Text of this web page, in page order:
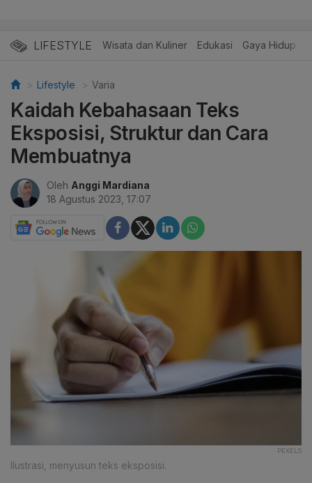
LIFESTYLE Wisata dan Kuliner Edukasi Gaya Hidup
Lifestyle Varia
Kaidah Kebahasaan Teks
Eksposisi, Struktur dan Cara
Membuatnya
Oleh Anggi Mardiana
18 Agustus 2023, 17:07
PEXELS
Ilustrasi, menyusun teks eksposisi.